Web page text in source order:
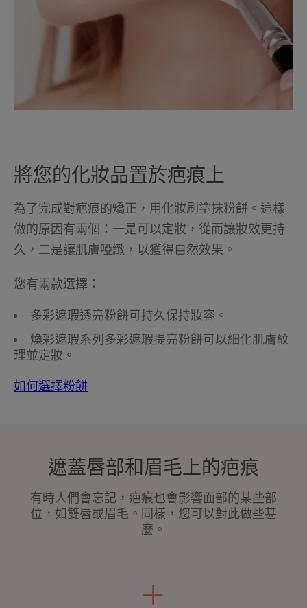
將您的化妝品置於疤痕上
為了完成對疤痕的矯正，用化妝刷塗抹粉餅。這樣
做的原因有兩個：一是可以定妝，從而讓妝效更持
久，二是讓肌膚啞緻，以獲得自然效果。
您有兩款選擇：
多彩遮瑕透亮粉餅可持久保持妝容。
煥彩遮瑕系列多彩遮瑕提亮粉餅可以細化肌膚紋
理並定妝。
如何選擇粉餅
遮蓋唇部和眉毛上的疤痕
有時人們會忘記，疤痕也會影響面部的某些部
位，如雙唇或眉毛。同樣，您可以對此做些甚
麼。